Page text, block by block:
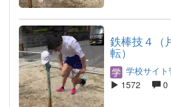
鉄棒技４（
転）
学校サイ
1572
0